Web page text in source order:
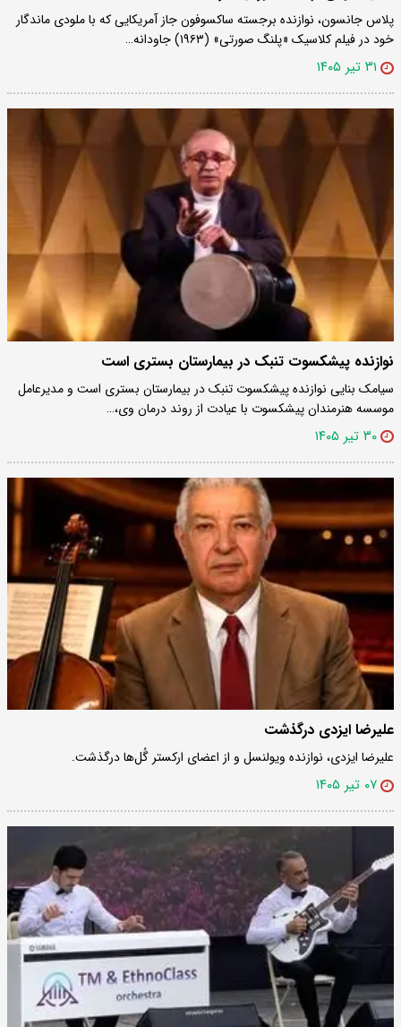
پلاس جانسون، نوازنده برجسته ساکسوفون جاز آمریکایی که با ملودی ماندگار
خود در فیلم کلاسیک «پلنگ صورتی» (۱۹۶۳) جاودانه…
۳۱ تیر ۱۴۰۵
نوازنده پیشکسوت تنبک در بیمارستان بستری است
سیامک بنایی نوازنده پیشکسوت تنبک در بیمارستان بستری است و مدیرعامل
موسسه هنرمندان پیشکسوت با عیادت از روند درمان وی،…
۳۰ تیر ۱۴۰۵
علیرضا ایزدی درگذشت
علیرضا ایزدی، نوازنده ویولنسل و از اعضای ارکستر گُل‌ها درگذشت.
۰۷ تیر ۱۴۰۵